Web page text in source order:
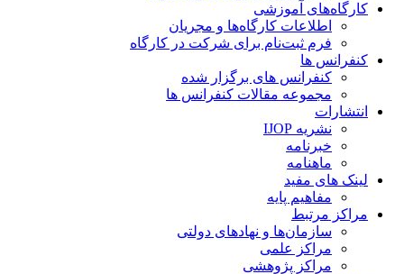
کارگاه‌های آموزشی
اطلاعات کارگاه‌ها و مجریان
فرم ثبت‌نام برای شرکت در کارگاه
کنفرانس ها
کنفرانس های برگزار شده
مجموعه مقالات کنفرانس ها
انتشارات
نشریه IJOP
خبرنامه
ماهنامه
لینک های مفید
مفاهیم پایه
مراکز مرتبط
سازمان‌ها و نهادهای دولتی
مراکز علمی
مراکز پژوهشی